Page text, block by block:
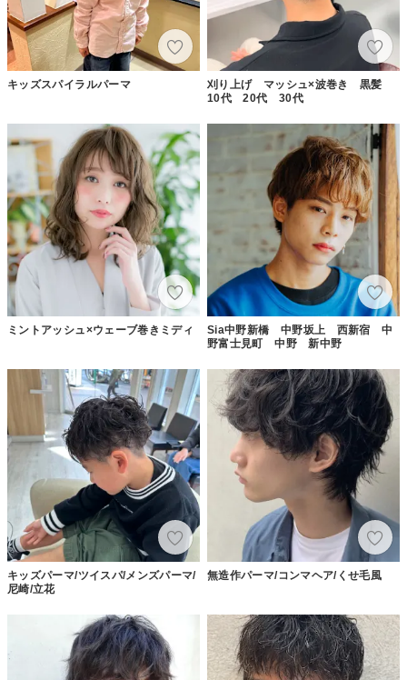
キッズスパイラルパーマ
刈り上げ マッシュ×波巻き 黒髪
10代 20代 30代
ミントアッシュ×ウェーブ巻きミディ
Sia中野新橋 中野坂上 西新宿 中
野富士見町 中野 新中野
キッズパーマ/ツイスパ/メンズパーマ/
尼崎/立花
無造作パーマ/コンマヘア/くせ毛風